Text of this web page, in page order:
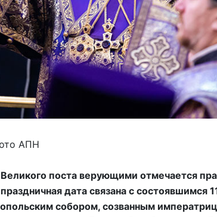
АПН
Великого поста верующими отмечается
дата связана с состоявшимся
собором, созванным